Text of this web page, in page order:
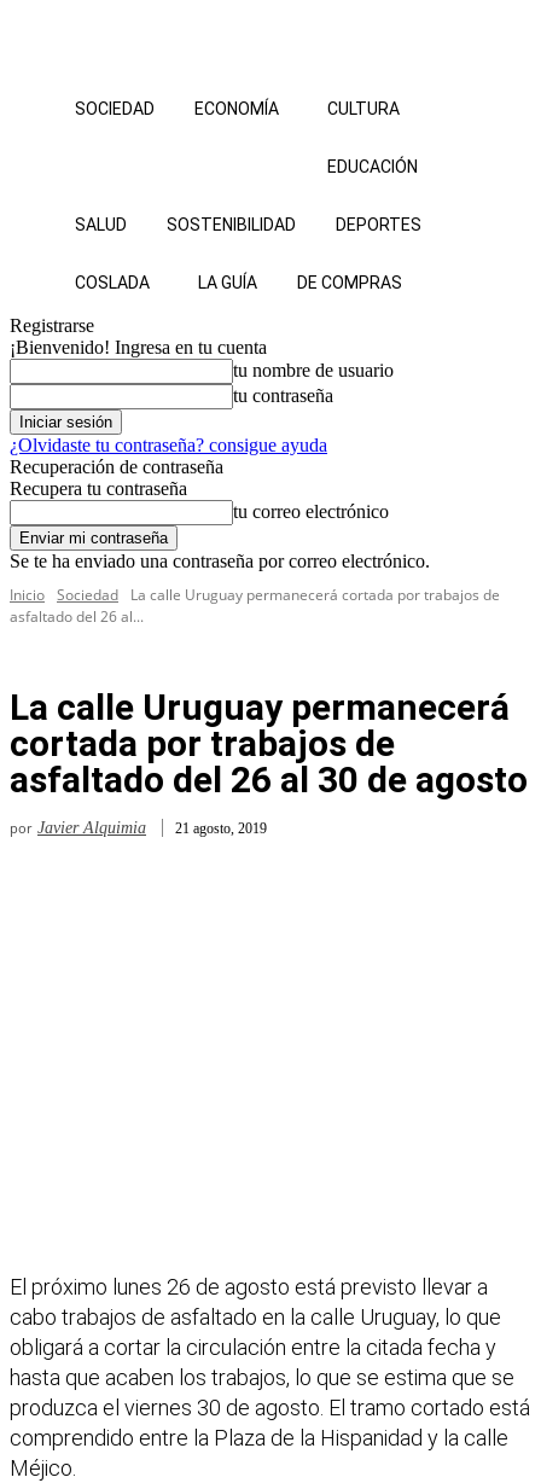
SOCIEDAD ECONOMÍA CULTURA
EDUCACIÓN
SALUD SOSTENIBILIDAD DEPORTES
COSLADA LA GUÍA DE COMPRAS
Registrarse
¡Bienvenido! Ingresa en tu cuenta
tu nombre de usuario
tu contraseña
¿Olvidaste tu contraseña? consigue ayuda
Recuperación de contraseña
Recupera tu contraseña
tu correo electrónico
Se te ha enviado una contraseña por correo electrónico.
Inicio Sociedad
La calle Uruguay permanecerá cortada por trabajos de
asfaltado del 26 al...
La calle Uruguay permanecerá
cortada por trabajos de
asfaltado del 26 al 30 de agosto
por Javier Alquimia 21 agosto, 2019
El próximo lunes 26 de agosto está previsto llevar a
cabo trabajos de asfaltado en la calle Uruguay, lo que
obligará a cortar la circulación entre la citada fecha y
hasta que acaben los trabajos, lo que se estima que se
produzca el viernes 30 de agosto. El tramo cortado está
comprendido entre la Plaza de la Hispanidad y la calle
Méjico.